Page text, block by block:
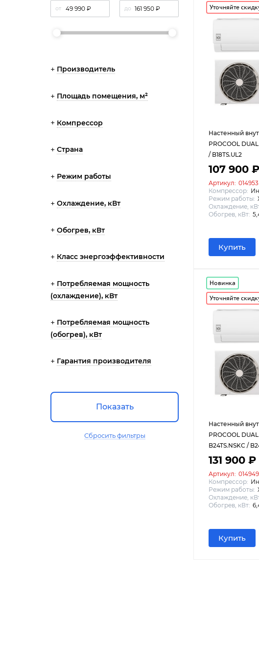
от до
Производитель
Площадь помещения, м²
Компрессор
Страна
Режим работы
Охлаждение, кВт
Обогрев, кВт
Класс энергоэффективности
Потребляемая мощность
(охлаждение), кВт
Потребляемая мощность
(обогрев), кВт
Гарантия производителя
Показать
Сбросить фильтры
Уточняйте
Настенный
PROCOOL
/ B18TS.UL2
107 900 ₽
Артикул: 014953
Компрессор:
Режим работы:
Охлаждение,
Обогрев, кВт:
Купить
Новинка
Уточняйте
Настенный
PROCOOL
B24TS.NSKC /
131 900 ₽
Артикул: 014949
Компрессор:
Режим работы:
Охлаждение,
Обогрев, кВт:
Купить